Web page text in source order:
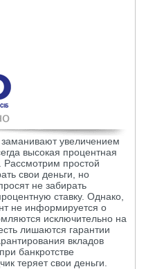
увеличением
высокая процентная
Рассмотрим простой
свои деньги, но
не забирать
ставку. Однако,
не информируется о
исключительно на
лишаются гарантии
вкладов
банкротстве
теряет свои деньги.